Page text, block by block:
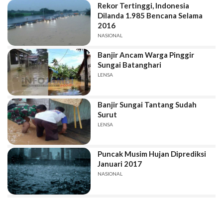
Rekor Tertinggi, Indonesia
Dilanda 1.985 Bencana Selama
2016
NASIONAL
Banjir Ancam Warga Pinggir
Sungai Batanghari
LENSA
Banjir Sungai Tantang Sudah
Surut
LENSA
Puncak Musim Hujan Diprediksi
Januari 2017
NASIONAL